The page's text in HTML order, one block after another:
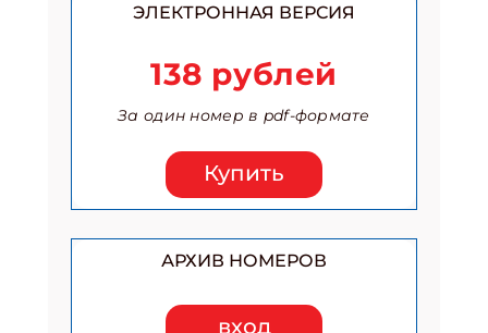
ЭЛЕКТРОННАЯ ВЕРСИЯ
138 рублей
За один номер в pdf-формате
Купить
АРХИВ НОМЕРОВ
вход